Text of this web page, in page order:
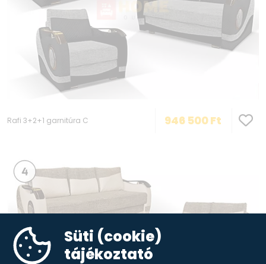
Rafi 3+2+1 garnitúra C 946 500Ft
Süti (cookie)
tájékoztató